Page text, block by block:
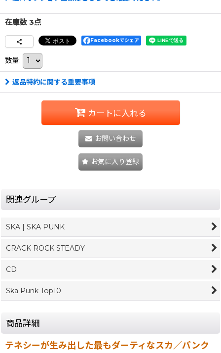
在庫数 3点
Facebookでシェア
数量:
返品特約に関する重要事項
カートに入れる
お問い合わせ
お気に入り登録
関連グループ
SKA | SKA PUNK
CRACK ROCK STEADY
CD
Ska Punk Top10
商品詳細
テネシーが生み出した最もダーティなスカ／パンク